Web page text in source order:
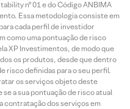
nº 01 e do Código ANBIMA
Essa metodologia consiste em
cada perfil de investidor
como uma pontuação de risco
XP Investimentos, de modo que
os produtos, desde que dentro
risco definidas para o seu perfil.
os serviços objeto deste
a sua pontuação de risco atual
contratação dos serviços em